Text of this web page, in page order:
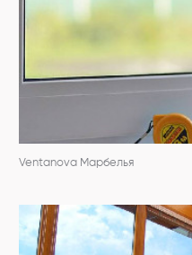
Ventanova Марбелья